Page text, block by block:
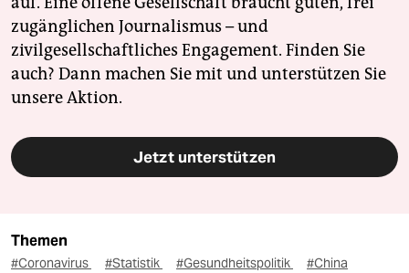
zugänglichen Journalismus – und
zivilgesellschaftliches Engagement. Finden Sie
auch? Dann machen Sie mit und unterstützen Sie
unsere Aktion.
Jetzt unterstützen
Themen
#Coronavirus #Statistik #Gesundheitspolitik
#China